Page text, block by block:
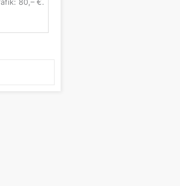
80,– €.